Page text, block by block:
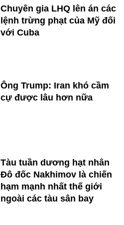
Chuyên gia LHQ lên án các
lệnh trừng phạt của Mỹ đối
với Cuba
Ông Trump: Iran khó cầm
cự được lâu hơn nữa
Tàu tuần dương hạt nhân
Đô đốc Nakhimov là chiến
hạm mạnh nhất thế giới
ngoài các tàu sân bay